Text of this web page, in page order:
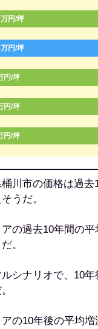
円/坪
円/坪
円/坪
円/坪
円/坪
桶川市の価格は過去
うだ。
の過去10年間の
。
ルシナリオで、10年
の10年後の平均増